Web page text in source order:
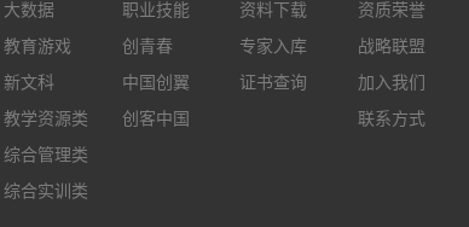
大数据
教育游戏
新文科
教学资源类
综合管理类
综合实训类
职业技能
创青春
中国创翼
创客中国
资料下载
专家入库
证书查询
资质荣誉
战略联盟
加入我们
联系方式